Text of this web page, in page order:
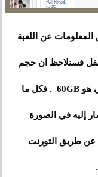
عن اللعبة
فسنلاحظ ان حجم
اللعبة هو 30GB رغم أن حجم اللعبة الأصلي هو 60GB . فكل ما
إليه في الصورة
عن طريق التورنت